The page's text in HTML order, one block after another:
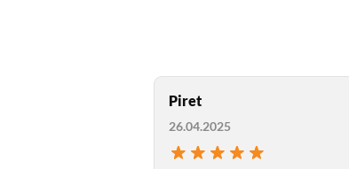
Piret
26.04.2025